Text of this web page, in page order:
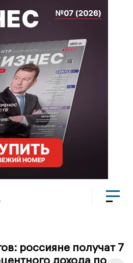
россияне получат 7
дохода по